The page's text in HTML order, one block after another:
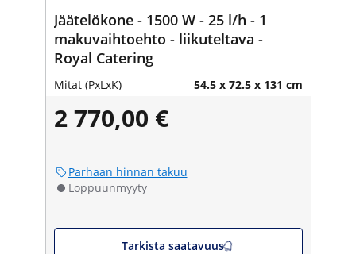
Jäätelökone - 1500 W - 25 l/h - 1
makuvaihtoehto - liikuteltava -
Royal Catering
Mitat (PxLxK) 54.5 x 72.5 x 131 cm
2 770,00 €
Parhaan hinnan takuu
Loppuunmyyty
Tarkista saatavuus